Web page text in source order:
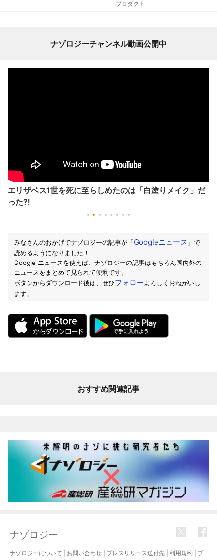
プロダクト
ナゾロジーチャンネル動画公開中
エリザベス1世を死に至らしめたのは「白塗りメイク」だ
った⁈
みなさんのおかげでナゾロジーの記事が「Googleニュース 」で
読めるようになりました！
Google ニュースを使えば、ナゾロジーの記事はもちろん国内外の
ニュースをまとめて見られて便利です。
ボタンからダウンロード後は、ぜひフォローよろしくおねがいし
ます。
おすすめ関連記事
ナゾロジー
ナゾロジーについて お問い合わせ プレスリリース送付先 利用規約
プ